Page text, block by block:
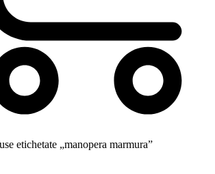
etichetate „manopera marmura”